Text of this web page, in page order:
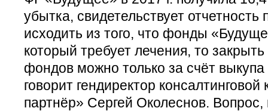
убытка, свидетельствует
исходить из того, что фонды
который требует лечения, то
фондов можно только за счёт выкупа
говорит гендиректор
партнёр» Сергей Околеснов. Вопрос,